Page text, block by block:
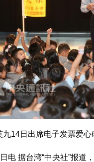
日出席电子发票爱心
据台湾“中央社”报道